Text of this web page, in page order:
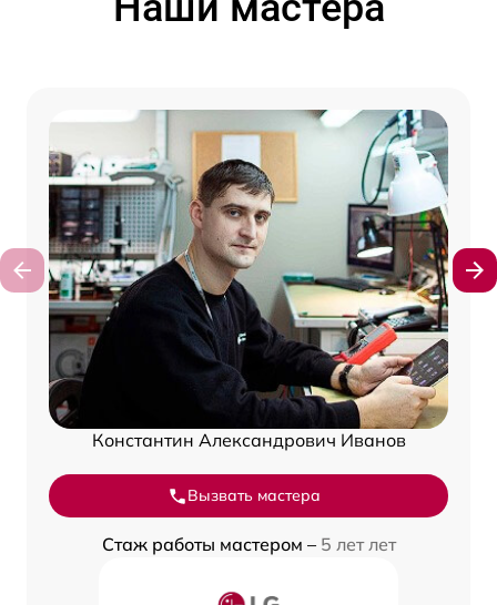
Константин Александрович Иванов
Вызвать мастера
Стаж работы мастером – 5 лет лет